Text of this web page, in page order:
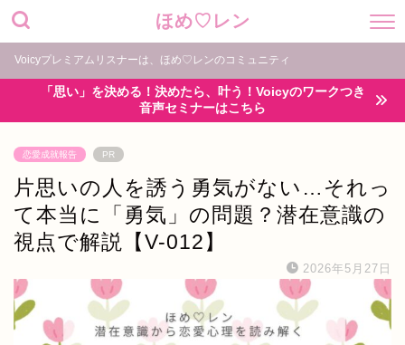
ほめ♡レン
Voicyプレミアムリスナーは、ほめ♡レンのコミュニティ
「思い」を決める！決めたら、叶う！Voicyのワークつき
音声セミナーはこちら
恋愛成就報告 PR
片思いの人を誘う勇気がない…それっ
て本当に「勇気」の問題？潜在意識の
視点で解説【V-012】
2026年5月27日